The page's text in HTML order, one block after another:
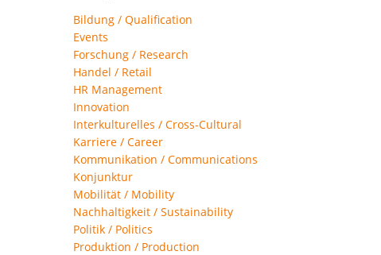
Bildung / Qualification
Events
Forschung / Research
Handel / Retail
HR Management
Innovation
Interkulturelles / Cross-Cultural
Karriere / Career
Kommunikation / Communications
Konjunktur
Mobilität / Mobility
Nachhaltigkeit / Sustainability
Politik / Politics
Produktion / Production